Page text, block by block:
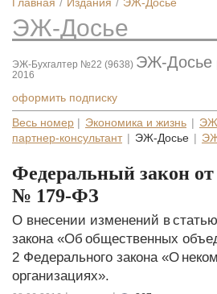
ЭЖ-Досье
ЭЖ-Бухгалтер №22 (9638) ЭЖ-Досье
2016
оформить подписку
Весь номер Экономика и жизнь
партнер-консультант
ЭЖ-Досье
Федеральный закон от
№ 179-ФЗ
О внесении изменений в
закона «Об общественных
2 Федерального закона «О
организациях».